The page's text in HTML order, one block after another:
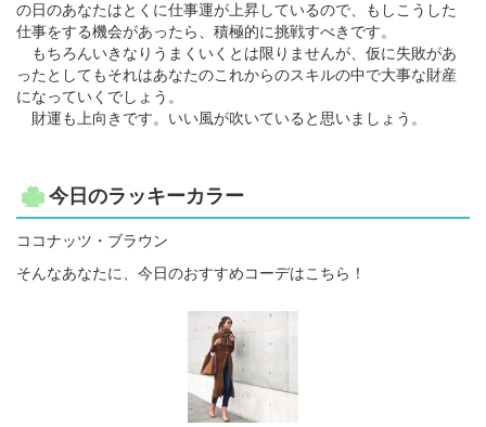
の日のあなたはとくに仕事運が上昇しているので、もしこうした
仕事をする機会があったら、積極的に挑戦すべきです。
もちろんいきなりうまくいくとは限りませんが、仮に失敗があ
ったとしてもそれはあなたのこれからのスキルの中で大事な財産
になっていくでしょう。
財運も上向きです。いい風が吹いていると思いましょう。
今日のラッキーカラー
ココナッツ・ブラウン
そんなあなたに、今日のおすすめコーデはこちら！